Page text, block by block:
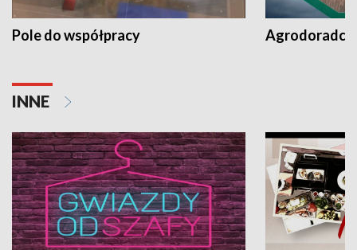
Pole do współpracy Agrodoradcy
INNE